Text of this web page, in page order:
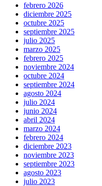
febrero 2026
diciembre 2025
octubre 2025
septiembre 2025
julio 2025
marzo 2025
febrero 2025
noviembre 2024
octubre 2024
septiembre 2024
agosto 2024
julio 2024
junio 2024
abril 2024
marzo 2024
febrero 2024
diciembre 2023
noviembre 2023
septiembre 2023
agosto 2023
julio 2023